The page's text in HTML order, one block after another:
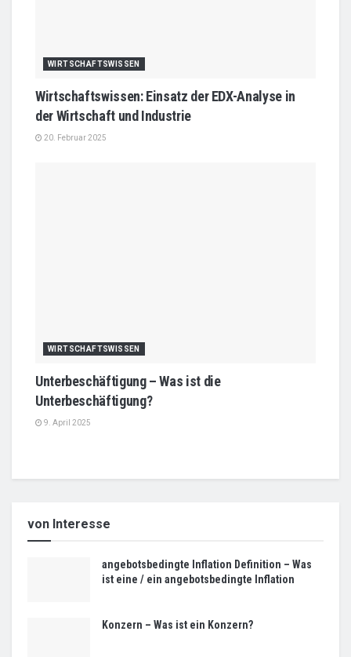
WIRTSCHAFTSWISSEN
Wirtschaftswissen: Einsatz der EDX-Analyse in
der Wirtschaft und Industrie
20. Februar 2025
WIRTSCHAFTSWISSEN
Unterbeschäftigung – Was ist die
Unterbeschäftigung?
9. April 2025
von Interesse
angebotsbedingte Inflation Definition – Was
ist eine / ein angebotsbedingte Inflation
Konzern – Was ist ein Konzern?